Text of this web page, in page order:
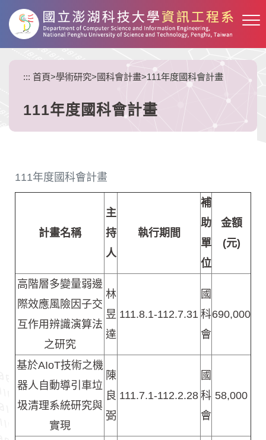
要
::: 首頁>學術研究>國科會計畫>111年度國科會計畫
111年度國科會計畫
111年度國科會計畫
計畫名稱
主
持
人
執行期間
補
助
單
位
金額
(元)
高階層多變量弱邊
際效應風險因子交
互作用辨識演算法
之研究
林
昱
達
111.8.1-112.7.31
國
科
會
690,000
基於AIoT技術之機
器人自動導引車垃
圾清理系統研究與
實現
陳
良
弼
111.7.1-112.2.28
國
科
會
58,000